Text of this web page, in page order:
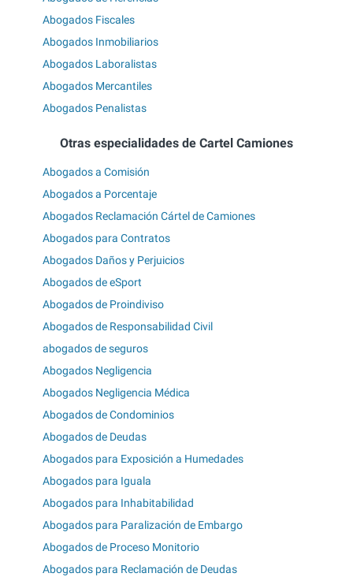
Abogados Fiscales
Abogados Inmobiliarios
Abogados Laboralistas
Abogados Mercantiles
Abogados Penalistas
Otras especialidades de Cartel Camiones
Abogados a Comisión
Abogados a Porcentaje
Abogados Reclamación Cártel de Camiones
Abogados para Contratos
Abogados Daños y Perjuicios
Abogados de eSport
Abogados de Proindiviso
Abogados de Responsabilidad Civil
abogados de seguros
Abogados Negligencia
Abogados Negligencia Médica
Abogados de Condominios
Abogados de Deudas
Abogados para Exposición a Humedades
Abogados para Iguala
Abogados para Inhabitabilidad
Abogados para Paralización de Embargo
Abogados de Proceso Monitorio
Abogados para Reclamación de Deudas